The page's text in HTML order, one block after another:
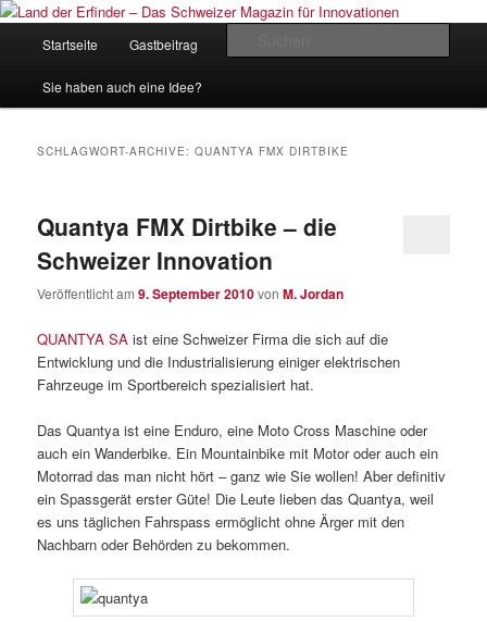
Zum
wechseln
Zum
wechselnLand der Erfinder – Das Schweizer
Startseite Gastbeitrag
Sie haben auch eine Idee?
SCHLAGWORT-ARCHIVE:QUANTYA FMX DIRTBIKE
Quantya FMX Dirtbike – die
Schweizer Innovation
Veröffentlicht am9. September 2010vonM. Jordan
QUANTYA SAist eine Schweizer Firma die sich auf die
Entwicklung und die Industrialisierung einiger elektrischen
Fahrzeuge im Sportbereich spezialisiert hat.
Das Quantya ist eine Enduro, eine Moto Cross Maschine oder
auch ein Wanderbike. Ein Mountainbike mit Motor oder auch ein
Motorrad das man nicht hört – ganz wie Sie wollen! Aber definitiv
ein Spassgerät erster Güte! Die Leute lieben das Quantya, weil
es uns täglichen Fahrspass ermöglicht ohne Ärger mit den
Nachbarn oder Behörden zu bekommen.